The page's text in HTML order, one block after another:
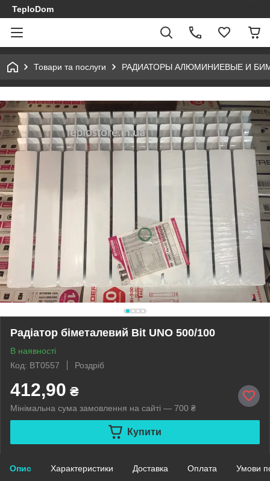
TeploDom
Товари та послуги РАДИАТОРЫ АЛЮМИНИЕВЫЕ И
Радіатор біметалевий Bit UNO 500/100
В наявності
Код: BT0557
Роздріб
412,90 ₴
Мінімальна сума замовлення на сайті — 700 ₴
Купити
Опис Характеристики Доставка Оплата Умови